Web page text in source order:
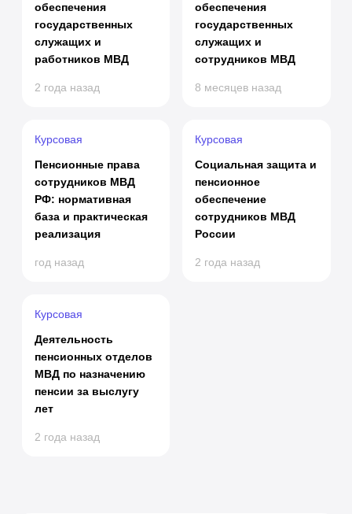
обеспечения
государственных
служащих и
работников МВД
2 года назад
обеспечения
государственных
служащих и
сотрудников МВД
8 месяцев назад
Курсовая
Пенсионные права
сотрудников МВД
РФ: нормативная
база и практическая
реализация
год назад
Курсовая
Социальная защита и
пенсионное
обеспечение
сотрудников МВД
России
2 года назад
Курсовая
Деятельность
пенсионных отделов
МВД по назначению
пенсии за выслугу
лет
2 года назад